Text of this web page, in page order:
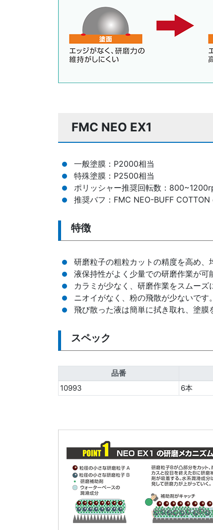
FMC NEO EX1
一般塗膜：P2000相当
特殊塗膜：P2500相当
ポリッシャー推奨回転数：
推奨バフ：FMC NEO-BUFF COTTON
特徴
研磨粒子の粗粒カットの精度を高め、
液保持性がよく少量での研磨作業が可
カラミが少なく、研磨作業をスムーズ
ニオイがなく、粉の飛散が少ないです。
飛び散った液は簡単に拭き取れ、塗膜
スペック
品番
10993
6本